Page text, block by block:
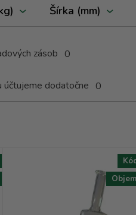
zásob 0
účtujeme dodatočne 0
Šírka (mm)